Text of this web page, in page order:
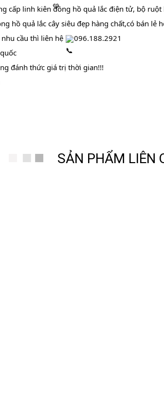
cấp linh kiên đồng hồ quả lắc điện tử, bộ
hồ quả lắc cây siêu đẹp hàng chất,có bán lẻ
cầu thì liên hệ
096.188.2921
Miễn
đánh thức giá trị thời gian!!!
SẢN PHẨM LIÊN
dưỡng đồng hồ quả lắc cây điện tử, và cơ, các loại
cung cấp đồng hồ quả lắc cây cơ cổ Châu Âu
cung cấp đồng hồ quả lắc cây cơ cổ Châu Âu
cung cấp đồng hồ quả lắc cây cơ cổ Châu Âu